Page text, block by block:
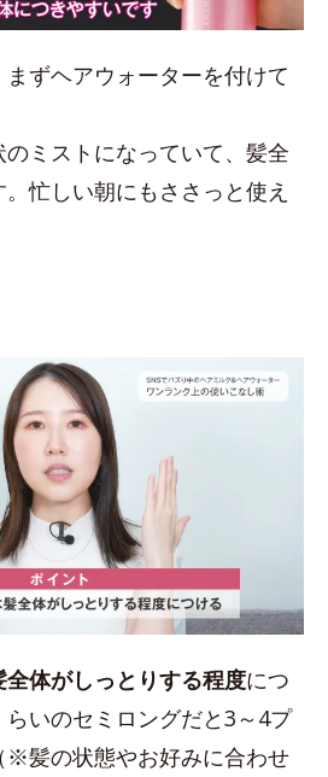
ずヘアウォーターを付けて
ミストになっていて、髪全
忙しい朝にもささっと使え
全体がしっとりする程度につ
いのセミロングだと3～4プ
※髪の状態やお好みに合わせ